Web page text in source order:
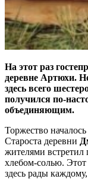
На этот раз
деревне Артюхи.
здесь всего
получился по-
объединяющим.
Торжество
Староста деревни
жителями встретил
хлебом-солью. Этот
здесь рады